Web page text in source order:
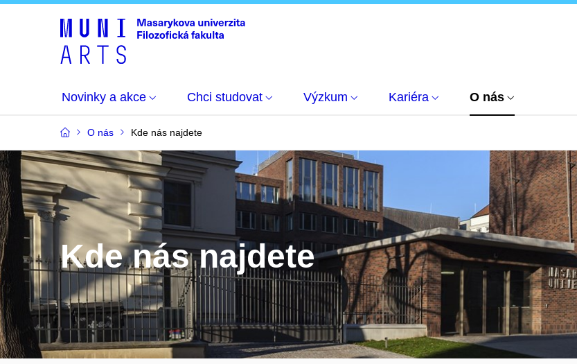
Novinky a akce Chci studovat Výzkum Kariéra O nás
O nás Kde nás najdete
Kde nás najdete